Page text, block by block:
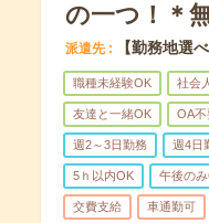
の一つ！＊
派遣先 【勤務地選
職種未経験OK 社会
友達と一緒OK OA不
週2～3日勤務 週4日
5ｈ以内OK 午後の
交費支給 車通勤可